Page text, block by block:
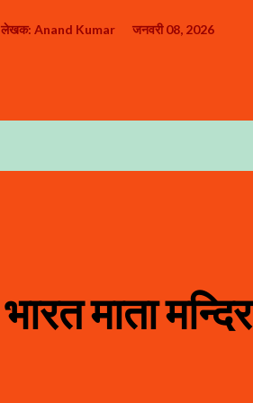
लेखक: Anand Kumar जनवरी 08, 2026
भारत माता